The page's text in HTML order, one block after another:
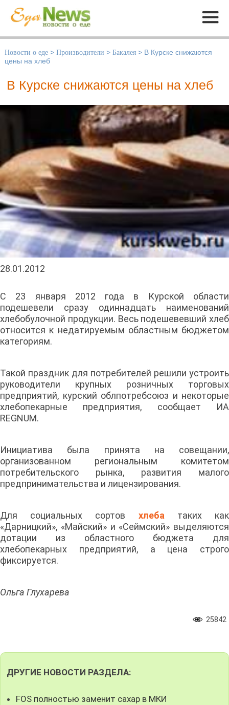
Меню
Новости о еде > Производители > Бакалея > В Курске снижаются
цены на хлеб
В Курске снижаются цены на хлеб
28.01.2012
С 23 января 2012 года в Курской области
подешевели сразу одиннадцать наименований
хлебобулочной продукции. Весь подешевевший хлеб
относится к недатируемым областным бюджетом
категориям.
Такой праздник для потребителей решили устроить
руководители крупных розничных торговых
предприятий, курский облпотребсоюз и некоторые
хлебопекарные предприятия, сообщает ИА
REGNUM.
Инициатива была принята на совещании,
организованном региональным комитетом
потребительского рынка, развития малого
предпринимательства и лицензирования.
Для социальных сортов хлеба
таких как
«Дарницкий», «Майский» и «Сеймский» выделяются
дотации из областного бюджета для
хлебопекарных предприятий, а цена строго
фиксируется.
Ольга Глухарева
25842
ДРУГИЕ НОВОСТИ РАЗДЕЛА:
FOS полностью заменит сахар в МКИ